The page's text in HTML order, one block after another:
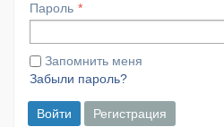
Пароль
Запомнить меня
Забыли пароль?
Войти Регистрация